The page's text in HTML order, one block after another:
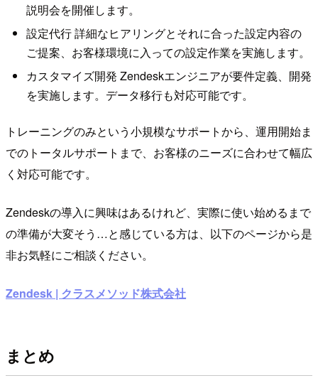
説明会を開催します。
設定代行 詳細なヒアリングとそれに合った設定内容の
ご提案、お客様環境に入っての設定作業を実施します。
カスタマイズ開発 Zendeskエンジニアが要件定義、開発
を実施します。データ移行も対応可能です。
トレーニングのみという小規模なサポートから、運用開始ま
でのトータルサポートまで、お客様のニーズに合わせて幅広
く対応可能です。
Zendeskの導入に興味はあるけれど、実際に使い始めるまで
の準備が大変そう…と感じている方は、以下のページから是
非お気軽にご相談ください。
Zendesk | クラスメソッド株式会社
まとめ